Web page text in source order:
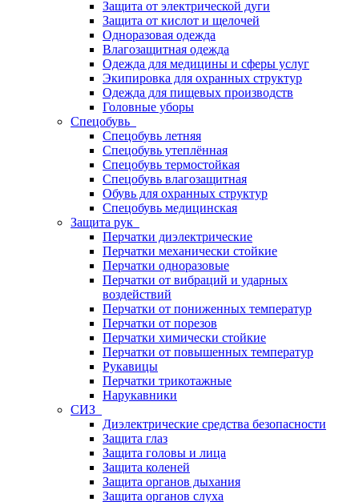
Защита от электрической дуги
Защита от кислот и щелочей
Одноразовая одежда
Влагозащитная одежда
Одежда для медицины и сферы услуг
Экипировка для охранных структур
Одежда для пищевых производств
Головные уборы
Спецобувь
Спецобувь летняя
Спецобувь утеплённая
Спецобувь термостойкая
Спецобувь влагозащитная
Обувь для охранных структур
Спецобувь медицинская
Защита рук
Перчатки диэлектрические
Перчатки механически стойкие
Перчатки одноразовые
Перчатки от вибраций и ударных
воздействий
Перчатки от пониженных температур
Перчатки от порезов
Перчатки химически стойкие
Перчатки от повышенных температур
Рукавицы
Перчатки трикотажные
Нарукавники
СИЗ
Диэлектрические средства безопасности
Защита глаз
Защита головы и лица
Защита коленей
Защита органов дыхания
Защита органов слуха